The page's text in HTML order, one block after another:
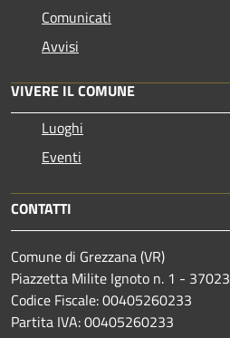
Comunicati
Avvisi
VIVERE IL COMUNE
Luoghi
Eventi
CONTATTI
Comune di Grezzana (VR)
Piazzetta Milite Ignoto n. 1 - 37023
Codice Fiscale: 00405260233
Partita IVA: 00405260233